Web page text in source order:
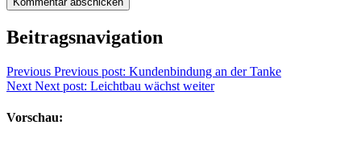
Beitragsnavigation
Previous Previous post: Kundenbindung an der Tanke
Next Next post: Leichtbau wächst weiter
Vorschau: